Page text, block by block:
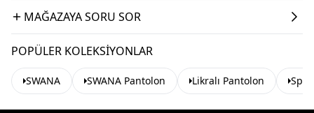
MAĞAZAYA SORU SOR
POPÜLER KOLEKSIYONLAR
SWANA SWANA Pantolon Likralı Pantolon